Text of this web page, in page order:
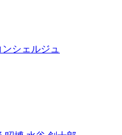
シェルジュ